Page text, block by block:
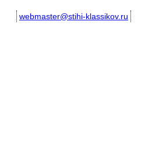
webmaster@stihi-klassikov.ru